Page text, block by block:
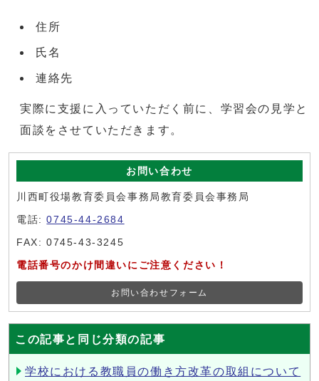
住所
氏名
連絡先
実際に支援に入っていただく前に、学習会の見学と
面談をさせていただきます。
お問い合わせ
川西町役場教育委員会事務局教育委員会事務局
電話:0745-44-2684
FAX: 0745-43-3245
電話番号のかけ間違いにご注意ください！
お問い合わせフォーム
この記事と同じ分類の記事
学校における教職員の働き方改革の取組について